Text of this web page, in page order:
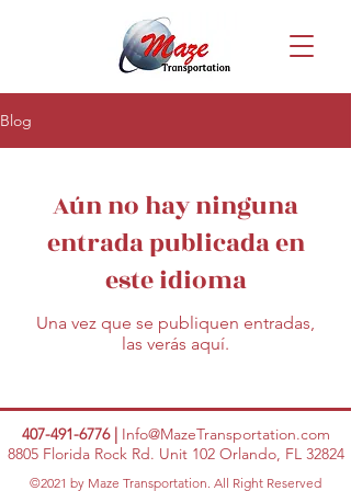
Blog
Aún no hay ninguna
entrada publicada en
este idioma
Una vez que se publiquen entradas,
las verás aquí.
407-491-6776| Info@MazeTransportation.com
8805 Florida Rock Rd. Unit 102 Orlando, FL 32824
©2021 by Maze Transportation. All Right Reserved